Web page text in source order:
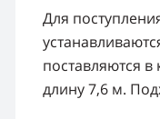
Для
поставляются
длину 7,6 м.